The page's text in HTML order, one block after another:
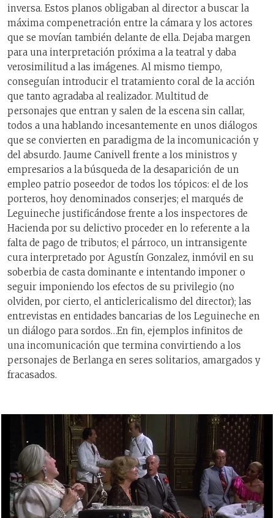
inversa. Estos planos obligaban al director a buscar la
máxima compenetración entre la cámara y los actores
que se movían también delante de ella. Dejaba margen
para una interpretación próxima a la teatral y daba
verosimilitud a las imágenes. Al mismo tiempo,
conseguían introducir el tratamiento coral de la acción
que tanto agradaba al realizador. Multitud de
personajes que entran y salen de la escena sin callar,
todos a una hablando incesantemente en unos diálogos
que se convierten en paradigma de la incomunicación y
del absurdo. Jaume Canivell frente a los ministros y
empresarios a la búsqueda de la desaparición de un
empleo patrio poseedor de todos los tópicos: el de los
porteros, hoy denominados conserjes; el marqués de
Leguineche justificándose frente a los inspectores de
Hacienda por su delictivo proceder en lo referente a la
falta de pago de tributos; el párroco, un intransigente
cura interpretado por Agustín Gonzalez, inmóvil en su
soberbia de casta dominante e intentando imponer o
seguir imponiendo los efectos de su privilegio (no
olviden, por cierto, el anticlericalismo del director); las
entrevistas en entidades bancarias de los Leguineche en
un diálogo para sordos…En fin, ejemplos infinitos de
una incomunicación que termina convirtiendo a los
personajes de Berlanga en seres solitarios, amargados y
fracasados.